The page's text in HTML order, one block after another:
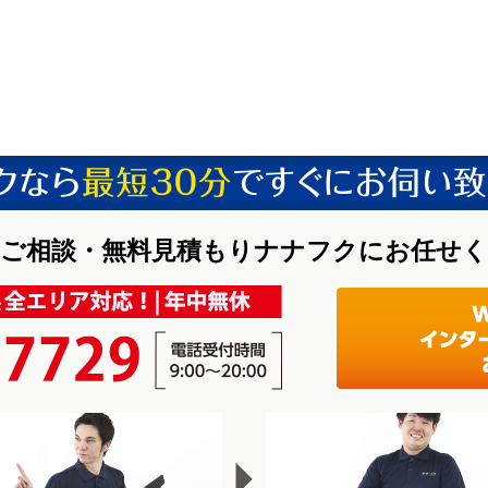
相談・無料見積もりナナフクにお任せ